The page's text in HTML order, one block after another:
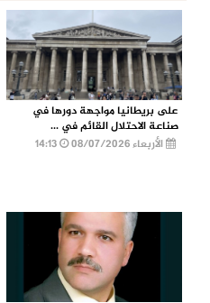
على بريطانيا مواجهة دورها في
صناعة الاحتلال القائم في ...
الأربعاء 08/07/2026